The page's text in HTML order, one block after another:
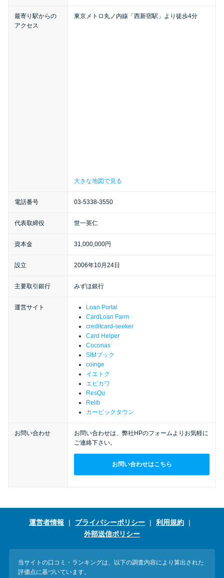
リボ払いをそのまま払いきると
種類や特徴で探す
の理由
お金を借りる3つのポイント
その他コラム
今月の家賃払えない…2ヵ月目に
は解決しないと危険な理由と対
処法3つ
家賃払えないが強制退去は避け
法2選
街金とは？絶対審査通る？借金
質屋でお金を借りるには？年利
最寄り駅からの
アクセス
東京メトロ丸ノ内線「西新宿駅」より徒歩4分
大きな地図で見る
電話番号 03-5338-3550
代表取締役 世一英仁
資本金 31,000,000円
設立 2006年10月24日
主要取引銀行 みずほ銀行
運営サイト
Loan Portal
CardLoan Farm
creditcard-seeker
Card Helper
Coconas
SIMブック
coinge
イエトク
エピカワ
ResQu
Relib
カービックタウン
お問い合わせ
お問い合わせは、弊社HPのフォームよりお気軽に
ご連絡下さい。
お問い合わせはこちら
運営者情報 プライバシーポリシー
利用規約
外部送信ポリシー
当サイトの口コミ・ランキングは、以下の調査内容により算出された
評価点に基づいています。